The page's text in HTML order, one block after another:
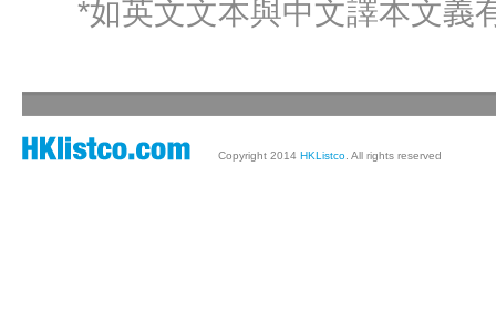
*如英文文本與中文譯本文義
Copyright 2014 HKListco . All rights reserved